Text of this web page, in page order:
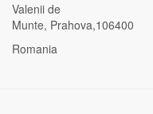
Valenii de
Munte, Prahova,106400
Romania